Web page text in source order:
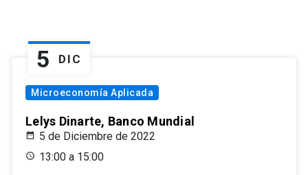
5 DIC
Microeconomía Aplicada
Lelys Dinarte, Banco Mundial
5 de Diciembre de 2022
13:00 a 15:00